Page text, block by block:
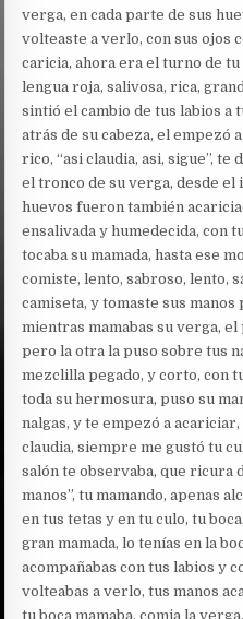
verga, en cada parte de sus
volteaste a verlo, con sus ojos
caricia, ahora era el turno de
lengua roja, salivosa, rica,
sintió el cambio de tus labios a
atrás de su cabeza, el empezó
rico, “asi claudia, asi, sigue”,
el tronco de su verga, desde el
huevos fueron también
ensalivada y humedecida, con
tocaba su mamada, hasta ese
comiste, lento, sabroso, lento,
camiseta, y tomaste sus manos
mientras mamabas su verga,
pero la otra la puso sobre tus
mezclilla pegado, y corto, con
toda su hermosura, puso su
nalgas, y te empezó a
claudia, siempre me gustó tu
salón te observaba, que ricura
manos”, tu mamando, apenas
en tus tetas y en tu culo, tu
gran mamada, lo tenías en la
acompañabas con tus labios y
volteabas a verlo, tus manos
tu boca mamaba, comia la